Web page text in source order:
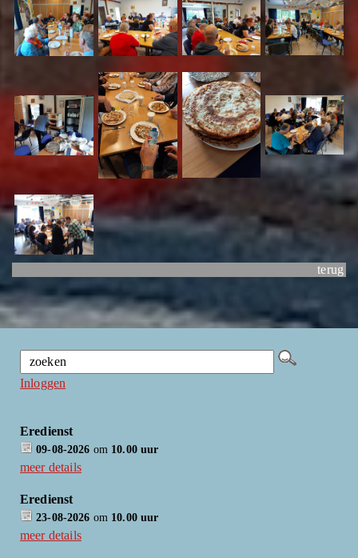
terug
Inloggen
Eredienst
09-08-2026 om 10.00 uur
meer details
Eredienst
23-08-2026 om 10.00 uur
meer details